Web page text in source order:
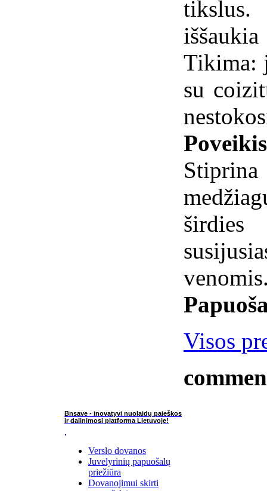
tikslus.
Tikima:
su
Visos
Bnsave - inovatyvi nuolaidų paieškos
ir dalinimosi platforma Lietuvoje!
Verslo dovanos
Juvelyrinių papuošalų
priežiūra
Dovanojimui skirti